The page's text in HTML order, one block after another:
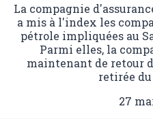
La compagnie
a mis à l'index les
pétrole impliquées au
Parmi elles, la
maintenant de retour
retirée
27